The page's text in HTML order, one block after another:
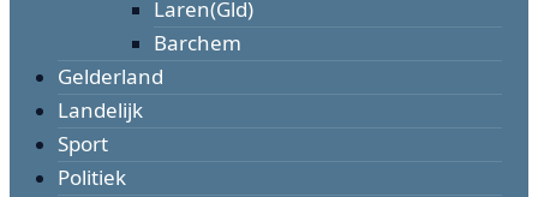
Laren(Gld)
Barchem
Gelderland
Landelijk
Sport
Politiek